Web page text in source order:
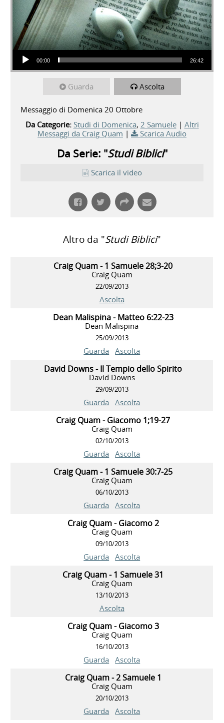
Audio Player
00:00 26:42
Guarda Ascolta
Messaggio di Domenica 20 Ottobre
Da Categorie: Studi di Domenica, 2 Samuele| Altri
Messaggi da Craig Quam | Scarica Audio
Da Serie: "Studi Biblici"
Scarica il video
Altro da "Studi Biblici"
Craig Quam - 1 Samuele 28;3-20
Craig Quam
22/09/2013
Ascolta
Dean Malispina - Matteo 6:22-23
Dean Malispina
25/09/2013
Guarda Ascolta
David Downs - Il Tempio dello Spirito
David Downs
29/09/2013
Guarda Ascolta
Craig Quam - Giacomo 1;19-27
Craig Quam
02/10/2013
Guarda Ascolta
Craig Quam - 1 Samuele 30:7-25
Craig Quam
06/10/2013
Guarda Ascolta
Craig Quam - Giacomo 2
Craig Quam
09/10/2013
Guarda Ascolta
Craig Quam - 1 Samuele 31
Craig Quam
13/10/2013
Ascolta
Craig Quam - Giacomo 3
Craig Quam
16/10/2013
Guarda Ascolta
Craig Quam - 2 Samuele 1
Craig Quam
20/10/2013
Guarda Ascolta